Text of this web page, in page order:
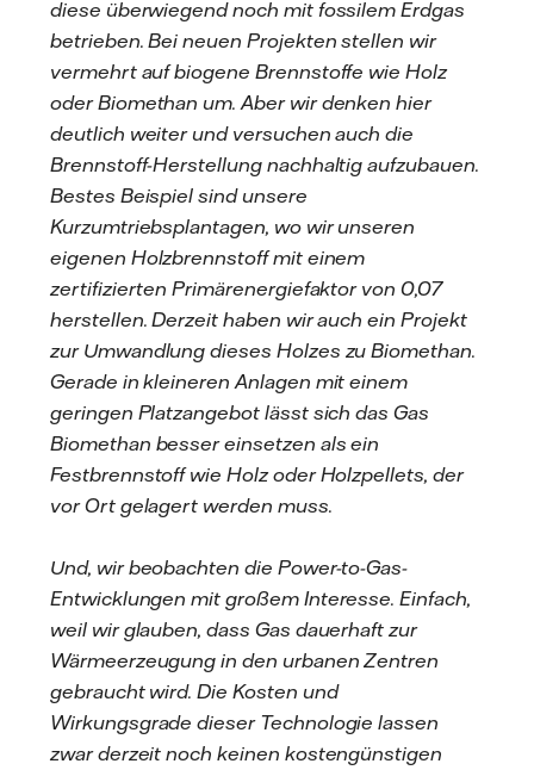
diese überwiegend noch mit fossilem Erdgas
betrieben. Bei neuen Projekten stellen wir
vermehrt auf biogene Brennstoffe wie Holz
oder Biomethan um. Aber wir denken hier
deutlich weiter und versuchen auch die
Brennstoff-Herstellung nachhaltig aufzubauen.
Bestes Beispiel sind unsere
Kurzumtriebsplantagen, wo wir unseren
eigenen Holzbrennstoff mit einem
zertifizierten Primärenergiefaktor von 0,07
herstellen. Derzeit haben wir auch ein Projekt
zur Umwandlung dieses Holzes zu Biomethan.
Gerade in kleineren Anlagen mit einem
geringen Platzangebot lässt sich das Gas
Biomethan besser einsetzen als ein
Festbrennstoff wie Holz oder Holzpellets, der
vor Ort gelagert werden muss.
Und, wir beobachten die Power-to-Gas-
Entwicklungen mit großem Interesse. Einfach,
weil wir glauben, dass Gas dauerhaft zur
Wärmeerzeugung in den urbanen Zentren
gebraucht wird. Die Kosten und
Wirkungsgrade dieser Technologie lassen
zwar derzeit noch keinen kostengünstigen